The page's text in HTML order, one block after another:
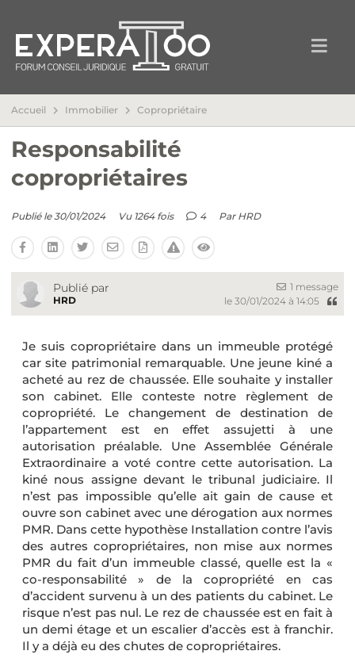
Accueil Immobilier Copropriétaire
Responsabilité
copropriétaires
Publié le 30/01/2024 Vu 1264 fois 4 Par HRD
Publié par
HRD
1 message
le 30/01/2024 à 14:05
Je suis copropriétaire dans un immeuble protégé
car site patrimonial remarquable. Une jeune kiné a
acheté au rez de chaussée. Elle souhaite y installer
son cabinet. Elle conteste notre règlement de
copropriété. Le changement de destination de
l’appartement est en effet assujetti à une
autorisation préalable. Une Assemblée Générale
Extraordinaire a voté contre cette autorisation. La
kiné nous assigne devant le tribunal judiciaire. Il
n’est pas impossible qu’elle ait gain de cause et
ouvre son cabinet avec une dérogation aux normes
PMR. Dans cette hypothèse Installation contre l’avis
des autres copropriétaires, non mise aux normes
PMR du fait d’un immeuble classé, quelle est la «
co-responsabilité » de la copropriété en cas
d’accident survenu à un des patients du cabinet. Le
risque n’est pas nul. Le rez de chaussée est en fait à
un demi étage et un escalier d’accès est à franchir.
Il y a déjà eu des chutes de copropriétaires.